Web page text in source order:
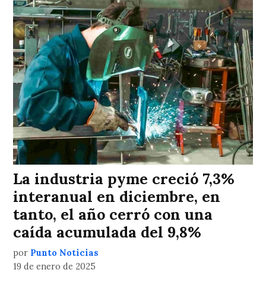
La industria pyme creció 7,3%
interanual en diciembre, en
tanto, el año cerró con una
caída acumulada del 9,8%
por Punto Noticias
19 de enero de 2025